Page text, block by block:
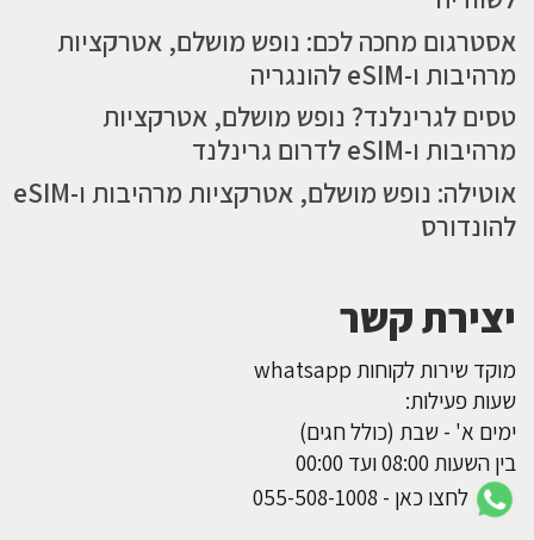
אסטרגום מחכה לכם: נופש מושלם, אטרקציות
מרהיבות ו-eSIM להונגריה
טסים לגרינלנד? נופש מושלם, אטרקציות
מרהיבות ו-eSIM לדרום גרינלנד
אוטילה: נופש מושלם, אטרקציות מרהיבות ו-eSIM
להונדורס
יצירת קשר
מוקד שירות לקוחות whatsapp
שעות פעילות:
ימים א' - שבת (כולל חגים)
בין השעות 08:00 ועד 00:00
לחצו כאן - 055-508-1008